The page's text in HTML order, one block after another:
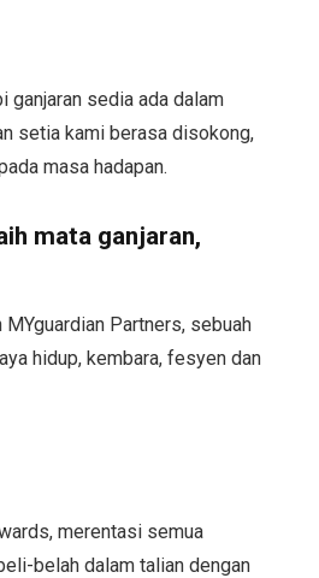
ganjaran sedia ada dalam
setia kami berasa disokong,
masa hadapan.
mata ganjaran,
Partners, sebuah
hidup, kembara, fesyen dan
merentasi semua
belah dalam talian dengan
Revolusi Kesihatan Metabolik: